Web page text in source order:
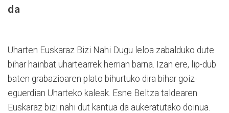
da
Uharten Euskaraz Bizi Nahi Dugu leloa zabalduko dute
bihar hainbat uhartearrek herrian barna. Izan ere, lip-dub
baten grabazioaren plato bihurtuko dira bihar goiz-
eguerdian Uharteko kaleak. Esne Beltza taldearen
Euskaraz bizi nahi dut kantua da aukeratutako doinua.